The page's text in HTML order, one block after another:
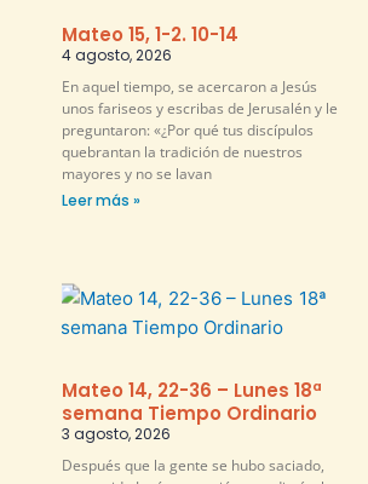
Mateo 15, 1-2. 10-14
4 agosto, 2026
En aquel tiempo, se acercaron a Jesús
unos fariseos y escribas de Jerusalén y le
preguntaron: «¿Por qué tus discípulos
quebrantan la tradición de nuestros
mayores y no se lavan
Leer más »
Mateo 14, 22-36 – Lunes 18ª
semana Tiempo Ordinario
3 agosto, 2026
Después que la gente se hubo saciado,